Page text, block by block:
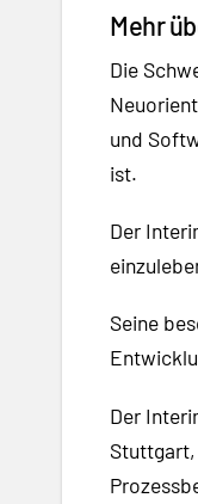
Mehr
Die
und
ist.
Der
Seine
Der
Stuttgart,